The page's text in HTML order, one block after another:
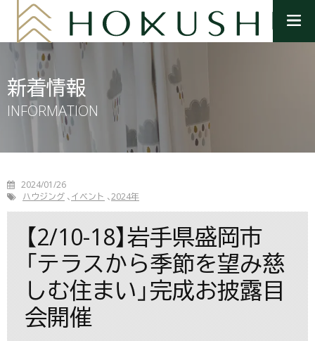
ニ
新着情報
INFORMATION
2024/01/26
ハウジング イベント 2024年
【2/10-18】岩手県盛岡市
「テラスから季節を望み慈
しむ住まい」完成お披露目
会開催